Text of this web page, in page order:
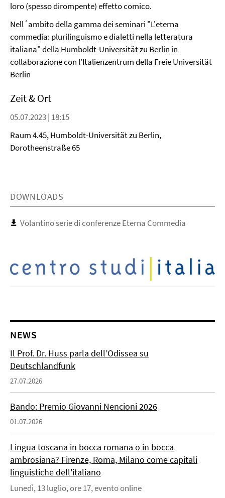
loro (spesso dirompente) effetto comico.
Nell´ambito della gamma dei seminari "L'eterna
commedia: plurilinguismo e dialetti nella letteratura
italiana" della Humboldt-Universität zu Berlin in
collaborazione con l'Italienzentrum della Freie Universität
Berlin
Zeit & Ort
05.07.2023 | 18:15
Raum 4.45, Humboldt-Universität zu Berlin,
Dorotheenstraße 65
DOWNLOADS
Volantino serie di conferenze Eterna Commedia
NEWS
Il Prof. Dr. Huss parla dell’Odissea su
Deutschlandfunk
27.07.2026
Bando: Premio Giovanni Nencioni 2026
01.07.2026
Lingua toscana in bocca romana o in bocca
ambrosiana? Firenze, Roma, Milano come capitali
linguistiche dell'italiano
Lunedì, 13 luglio, ore 17, evento online